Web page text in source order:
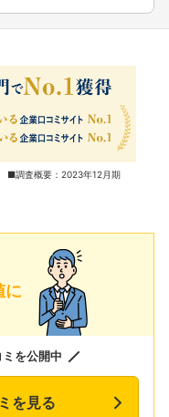
■調査概要：2023年12月期
に
を公開中
を見る